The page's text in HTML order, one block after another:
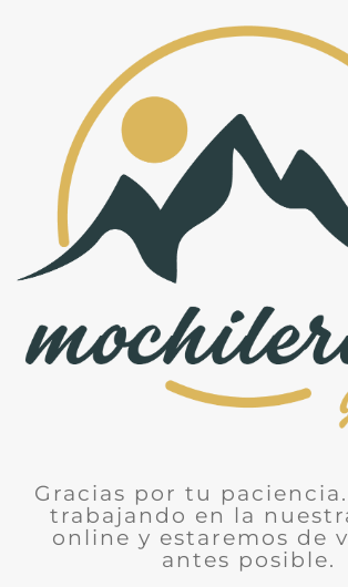
Gracias por tu
trabajando en la
online y estaremos de
antes posible.